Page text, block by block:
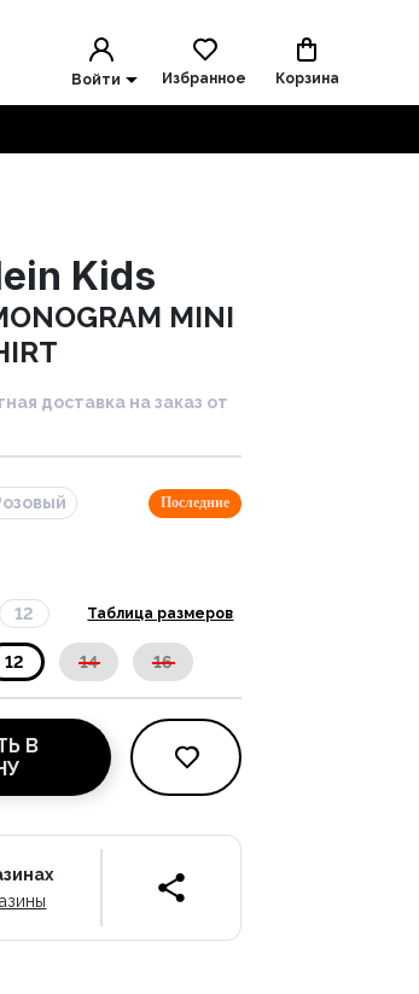
Войти Избранное Корзина
Kids
MINI
доставка на заказ от
Последние
12 Таблица размеров
12 14 16
В